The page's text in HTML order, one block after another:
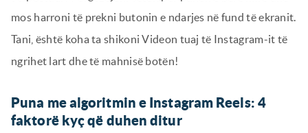
mos harroni të prekni butonin e ndarjes në fund të ekranit.
Tani, është koha ta shikoni Videon tuaj të Instagram-it të
ngrihet lart dhe të mahnisë botën!
Puna me algoritmin e Instagram Reels: 4
faktorë kyç që duhen ditur